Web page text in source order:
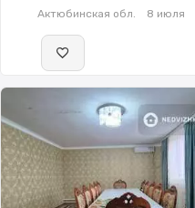
Актюбинская обл. 8 июля